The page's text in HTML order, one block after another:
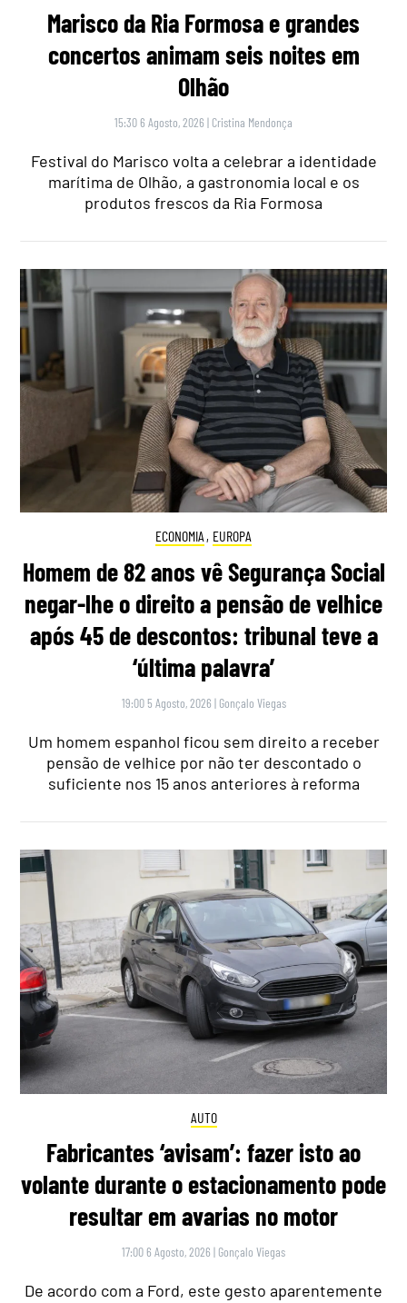
Marisco da Ria Formosa e grandes
concertos animam seis noites em
Olhão
15:30 6 Agosto, 2026 | Cristina Mendonça
Festival do Marisco volta a celebrar a identidade
marítima de Olhão, a gastronomia local e os
produtos frescos da Ria Formosa
ECONOMIA , EUROPA
Homem de 82 anos vê Segurança Social
negar-lhe o direito a pensão de velhice
após 45 de descontos: tribunal teve a
‘última palavra’
19:00 5 Agosto, 2026 | Gonçalo Viegas
Um homem espanhol ficou sem direito a receber
pensão de velhice por não ter descontado o
suficiente nos 15 anos anteriores à reforma
AUTO
Fabricantes ‘avisam’: fazer isto ao
volante durante o estacionamento pode
resultar em avarias no motor
17:00 6 Agosto, 2026 | Gonçalo Viegas
De acordo com a Ford, este gesto aparentemente